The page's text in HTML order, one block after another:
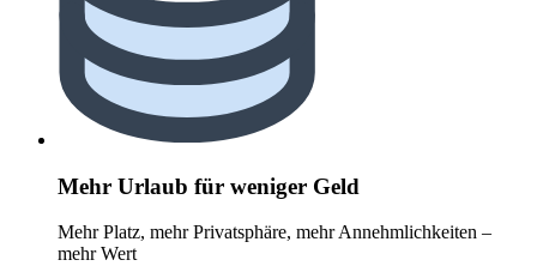
Mehr Urlaub für weniger Geld
Mehr Platz, mehr Privatsphäre, mehr Annehmlichkeiten –
mehr Wert